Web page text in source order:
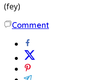
(fey)
Comment